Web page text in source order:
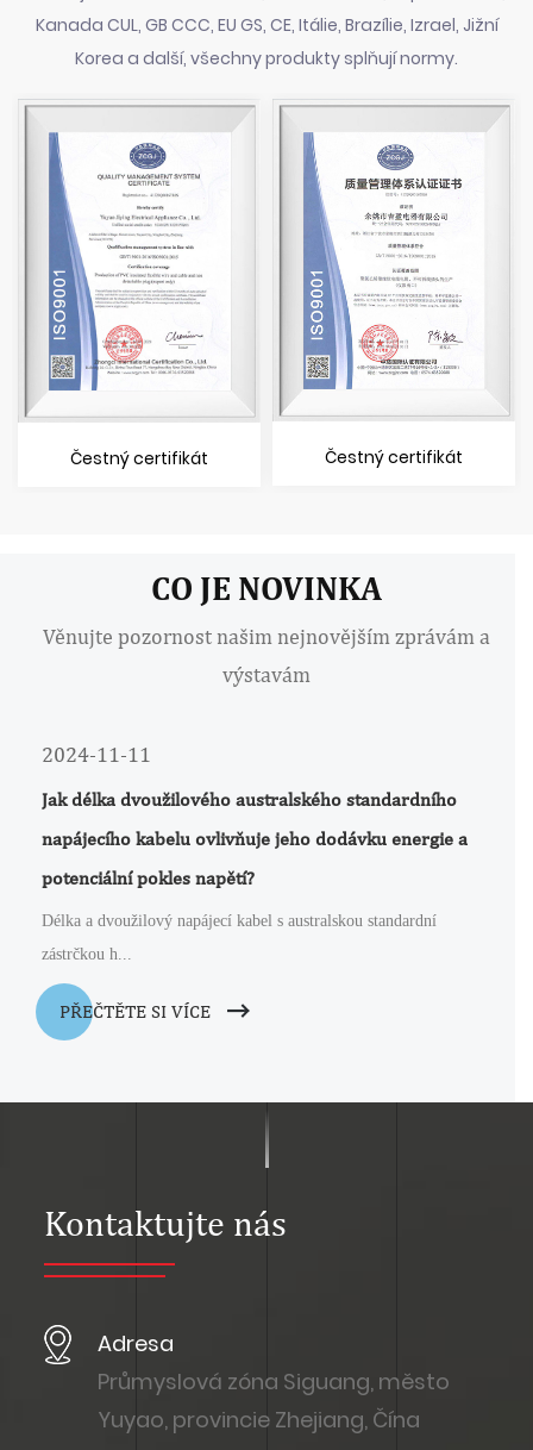
Kanada CUL, GB CCC, EU GS, CE, Itálie, Brazílie, Izrael, Jižní
Korea a další, všechny produkty splňují normy.
Čestný certifikát Čestný certifikát
CO JE NOVINKA
Věnujte pozornost našim nejnovějším zprávám a
výstavám
2024-11-11
Jak délka dvoužilového australského standardního
napájecího kabelu ovlivňuje jeho dodávku energie a
potenciální pokles napětí?
Délka a dvoužilový napájecí kabel s australskou standardní
zástrčkou h...
PŘEČTĚTE SI VÍCE
Kontaktujte nás
Adresa
Průmyslová zóna Siguang, město
Yuyao, provincie Zhejiang, Čína